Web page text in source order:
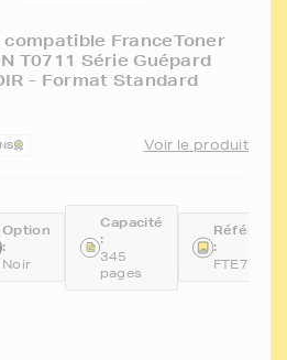
FranceToner
T0711 Série Guépard
- Format Standard
Voir le produit
Option
:
Noir
Capacité
:
345
pages
:
FTE711